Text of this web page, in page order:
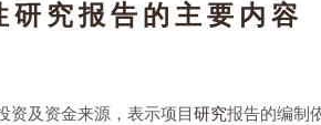
研究报告的主要内容
资及资金来源，表示项目 研究报告的编制